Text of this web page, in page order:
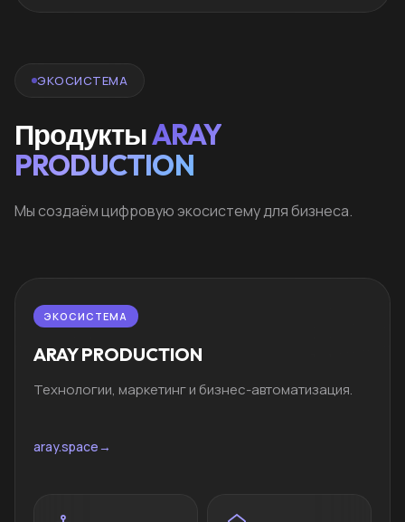
ЭКОСИСТЕМА
ПродуктыARAY
PRODUCTION
Мы создаём цифровую экосистему для бизнеса.
ЭКОСИСТЕМА
ARAY PRODUCTION
Технологии, маркетинг и бизнес-автоматизация.
aray.space→